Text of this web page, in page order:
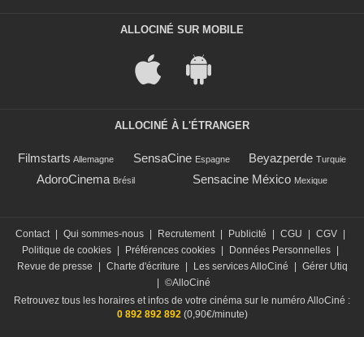
ALLOCINÉ SUR MOBILE
ALLOCINÉ À L'ÉTRANGER
Filmstarts Allemagne SensaCine Espagne Beyazperde Turquie
AdoroCinema Brésil Sensacine México Mexique
Contact Qui sommes-nous Recrutement Publicité CGU CGV
Politique de cookies
Préférences cookies Données Personnelles
Revue de presse
Charte d'écriture Les services AlloCiné
Gérer Utiq
©AlloCiné
Retrouvez tous les horaires et infos de votre cinéma sur le numéro AlloCiné :
0 892 892 892(0,90€/minute)